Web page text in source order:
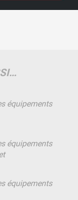
équipements
équipements
équipements